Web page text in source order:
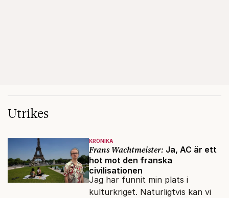
Utrikes
KRÖNIKA
Frans Wachtmeister: Ja, AC är ett
hot mot den franska
civilisationen
Jag har funnit min plats i
kulturkriget. Naturligtvis kan vi